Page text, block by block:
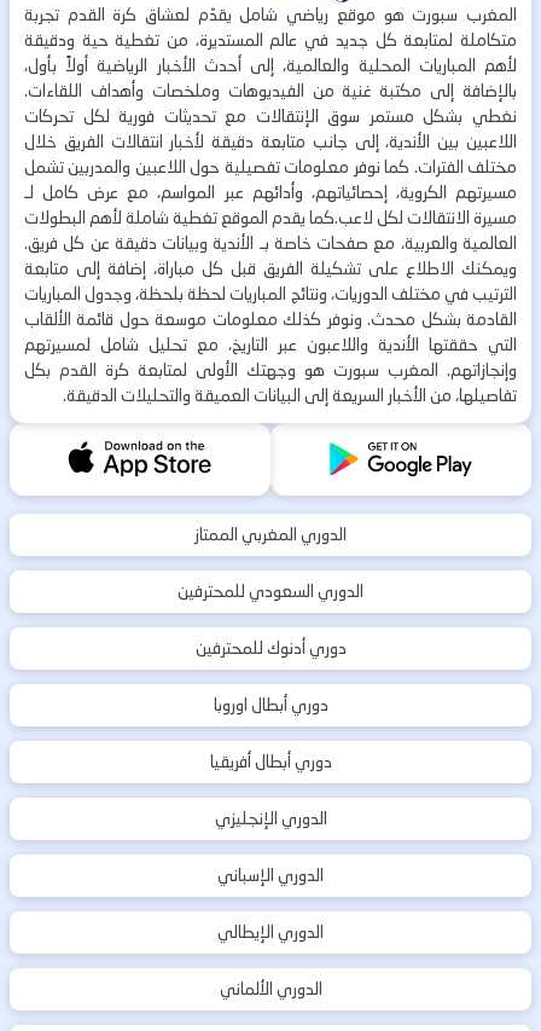
المغرب سبورت هو موقع رياضي شامل يقدّم لعشاق كرة القدم تجربة
متكاملة لمتابعة كل جديد في عالم المستديرة، من تغطية حية ودقيقة
لأهم المباريات المحلية والعالمية، إلى أحدث الأخبار الرياضية أولاً بأول،
بالإضافة إلى مكتبة غنية من الفيديوهات وملخصات وأهداف اللقاءات.
نغطي بشكل مستمر سوق الإنتقالات مع تحديثات فورية لكل تحركات
اللاعبين بين الأندية، إلى جانب متابعة دقيقة لأخبار انتقالات الفريق خلال
مختلف الفترات. كما نوفر معلومات تفصيلية حول اللاعبين والمدربين تشمل
مسيرتهم الكروية، إحصائياتهم، وأدائهم عبر المواسم، مع عرض كامل لـ
مسيرة الانتقالات لكل لاعب.كما يقدم الموقع تغطية شاملة لأهم البطولات
العالمية والعربية، مع صفحات خاصة بـ الأندية وبيانات دقيقة عن كل فريق.
ويمكنك الاطلاع على تشكيلة الفريق قبل كل مباراة، إضافة إلى متابعة
الترتيب في مختلف الدوريات، ونتائج المباريات لحظة بلحظة، وجدول المباريات
القادمة بشكل محدث. ونوفر كذلك معلومات موسعة حول قائمة الألقاب
التي حققتها الأندية واللاعبون عبر التاريخ، مع تحليل شامل لمسيرتهم
وإنجازاتهم. المغرب سبورت هو وجهتك الأولى لمتابعة كرة القدم بكل
تفاصيلها، من الأخبار السريعة إلى البيانات العميقة والتحليلات الدقيقة.
الدوري المغربي الممتاز
الدوري السعودي للمحترفين
دوري أدنوك للمحترفين
دوري أبطال اوروبا
دوري أبطال أفريقيا
الدوري الإنجليزي
الدوري الإسباني
الدوري الإيطالي
الدوري الألماني